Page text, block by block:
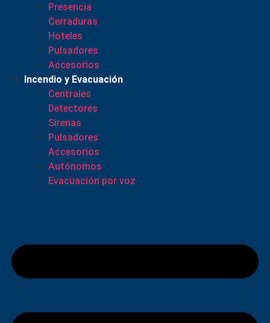
Presencia
Cerraduras
Hoteles
Pulsadores
Accesorios
Incendio y Evacuación
Centrales
Detectores
Sirenas
Pulsadores
Accesorios
Autónomos
Evacuación por voz